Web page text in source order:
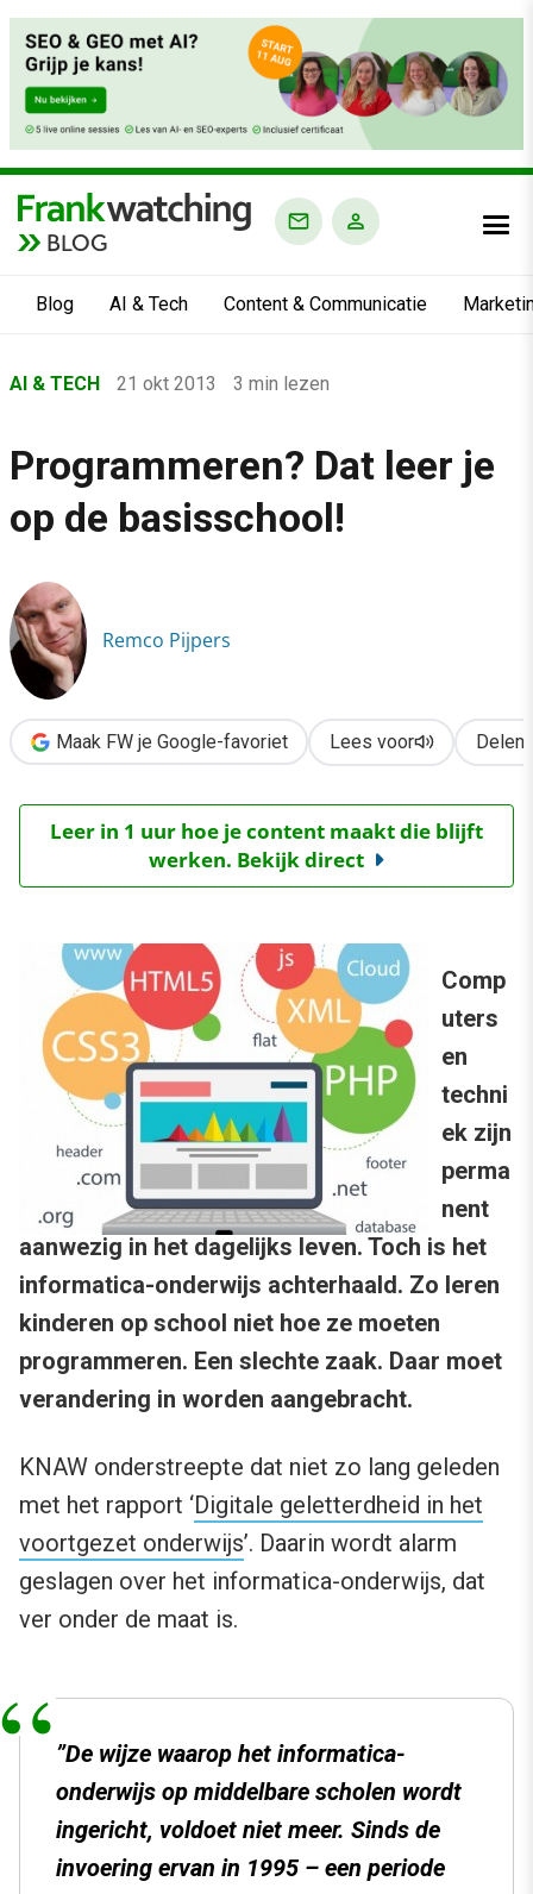
BLOG
Blog AI & Tech Content & Communicatie
›
›
AI & Tech
Programmeren? Dat leer je op de basisschool!
AI & TECH 21 okt 2013 3 min lezen
Programmeren? Dat leer je
op de basisschool!
Remco Pijpers
Maak FW je Google-favoriet Lees voor Delen
Leer in 1 uur hoe je content maakt die blijft
werken. Bekijk direct
Comp
uters
en
techni
ek zijn
perma
nent
aanwezig in het dagelijks leven. Toch is het
informatica-onderwijs achterhaald. Zo leren
kinderen op school niet hoe ze moeten
programmeren. Een slechte zaak. Daar moet
verandering in worden aangebracht.
KNAW onderstreepte dat niet zo lang geleden
met het rapport ‘Digitale geletterdheid in het
voortgezet onderwijs’. Daarin wordt alarm
geslagen over het informatica-onderwijs, dat
ver onder de maat is.
”De wijze waarop het informatica-
onderwijs op middelbare scholen wordt
ingericht, voldoet niet meer. Sinds de
invoering ervan in 1995 – een periode